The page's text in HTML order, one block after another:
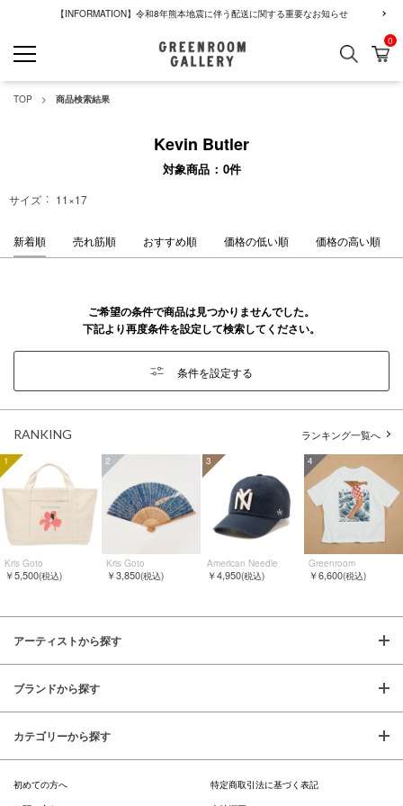
【INFORMATION】令和8年熊本地震に伴う配送に関する重要なお知らせ
検索 カ
0
TOP 商品検索結果
Kevin Butler
対象商品 0件
サイズ 11×17
新着順 売れ筋順 おすすめ順 価格の低い順 価格の高い順
ご希望の条件で商品は見つかりませんでした。
下記より再度条件を設定して検索してください。
条件を設定する
RANKING ランキング一覧へ
1
Kris Goto
￥5,500(税込)
2
Kris Goto
￥3,850(税込)
3
American Needle
￥4,950(税込)
4
Greenroom
￥6,600(税込)
アーティストから探す
ブランドから探す
カテゴリーから探す
初めての方へ
特定商取引法に基づく表記